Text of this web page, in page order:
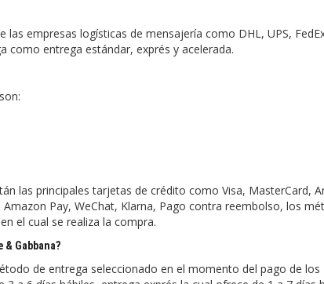
empresas logísticas de mensajería como DHL, UPS,
como entrega estándar, exprés y acelerada.
las principales tarjetas de crédito como Visa, MasterCard,
Pay, WeChat, Klarna, Pago contra reembolso, los
el cual se realiza la compra.
Gabbana?
de entrega seleccionado en el momento del pago de los